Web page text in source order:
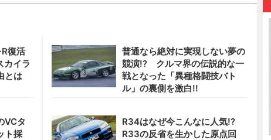
復活
カイラ
とは
普通なら絶対に実現しない夢の
競演!? クルマ界の伝説的な一
戦となった「異種格闘技バト
ル」の裏側を激白!!
VCタ
ト採
R34はなぜ今こんなに人気!?
R33の反省を生かした原点回